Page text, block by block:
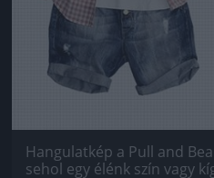
Hangulatkép a Pull and
sehol egy élénk szín vagy